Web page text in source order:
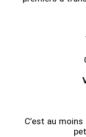
C’est au